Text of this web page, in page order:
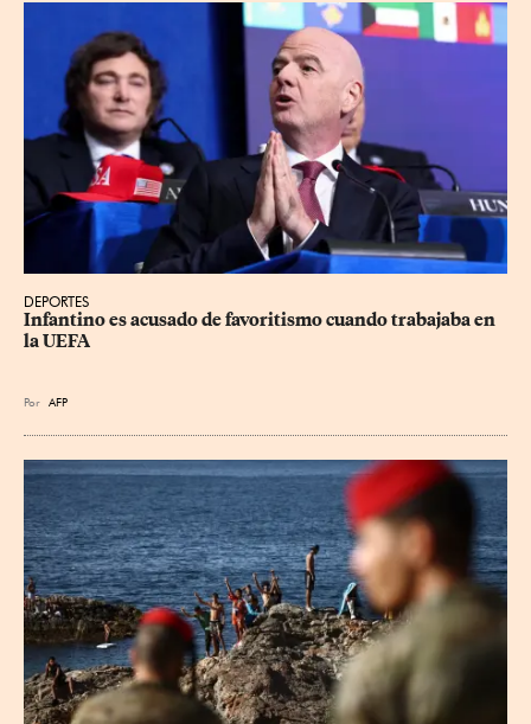
DEPORTES
Infantino es acusado de favoritismo cuando trabajaba en
la UEFA
Por AFP